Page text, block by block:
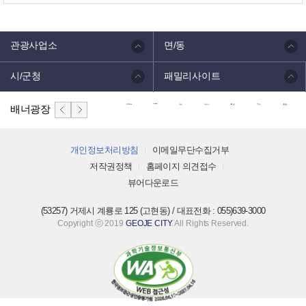
관광사업소 면/동
시/군청 패밀리사이트
배너광장
개인정보처리방침
이메일무단수집거부
저작권정책
홈페이지 의견접수
뷰어다운로드
(53257) 거제시 계룡로 125 (고현동) / 대표전화 : 055)639-3000
Copyright ⓒ 2019 GEOJE CITY. All Rights Reserved.